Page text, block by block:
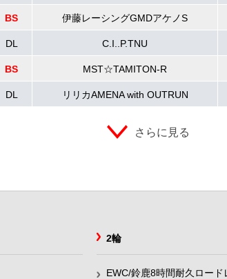
BS 伊藤レーシングGMDアケノS
DL C.I..P.TNU
BS MST☆TAMITON-R
DL リリカAMENA with OUTRUN
さらに見る
2輪
EWC/鈴鹿8時間耐久ロード